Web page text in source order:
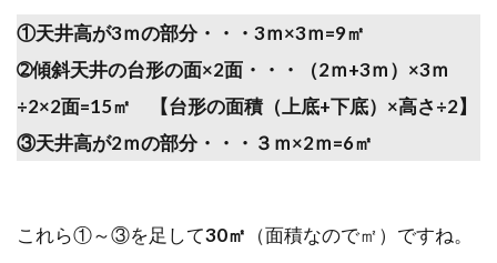
①天井高が3ｍの部分・・・3ｍ×3ｍ=9㎡
➁傾斜天井の台形の面×2面・・・（2ｍ+3ｍ）×3ｍ
÷2×2面=15㎡ 【台形の面積（上底+下底）×高さ÷2】
③天井高が2ｍの部分・・・３ｍ×2ｍ=6㎡
これら①～③を足して30㎡ （面積なので㎡）ですね。